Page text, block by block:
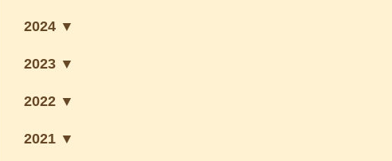
2024 ▼
2023 ▼
2022 ▼
2021 ▼